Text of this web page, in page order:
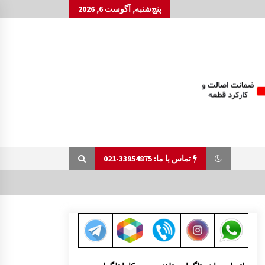
پنج‌شنبه, آگوست 6, 2026
تماس با ما: 33954875-021
رام زیر موتور مزدا 323 GLX, FL
7:55 ق.ظ